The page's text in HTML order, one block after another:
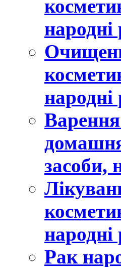
народні
народні
засоби,
народні
Рак